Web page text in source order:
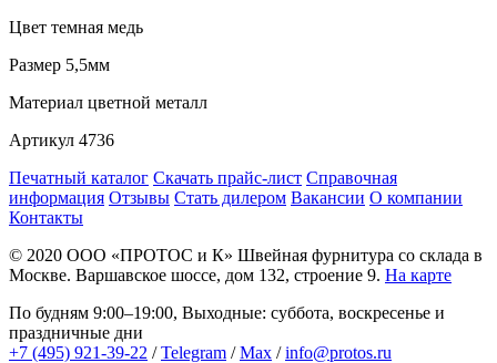
Цвет темная медь
Размер 5,5мм
Материал цветной металл
Артикул 4736
Печатный каталог Скачать прайс-лист Справочная
информация Отзывы Стать дилером Вакансии О компании
Контакты
© 2020 ООО «ПРОТОС и К» Швейная фурнитура со склада в
Москве. Варшавское шоссе, дом 132, строение 9. На карте
По будням 9:00–19:00, Выходные: суббота, воскресенье и
праздничные дни
+7 (495) 921-39-22 /Telegram /Max /info@protos.ru